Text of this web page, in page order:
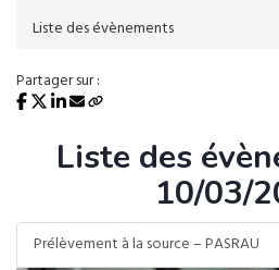
Liste des évènements
Partager sur :
Liste des
10/03/
Prélèvement à la source – PASRAU